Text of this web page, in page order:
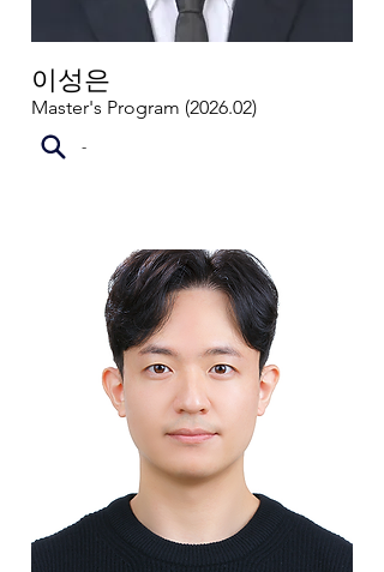
이성은
Master's Program (2026.02)
-